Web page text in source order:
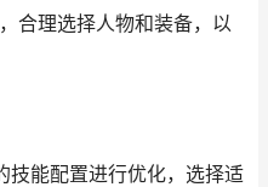
合理选择人物和装备，以
技能配置进行优化，选择适